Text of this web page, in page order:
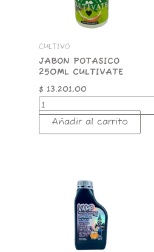
CULTIVO
JABON POTASICO
250ML CULTIVATE
$ 13.201,00
Añadir al carrito
IMPKABLE
cantidad